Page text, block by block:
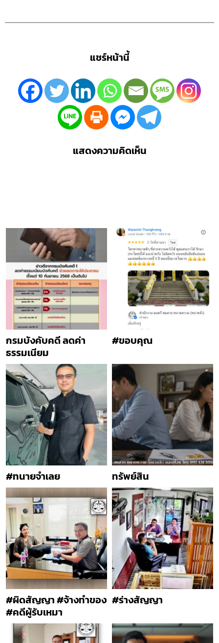
แชร์หน้านี้
แสดงความคิดเห็น
กรมบังคับคดี ลดค่า
ธรรมเนียม
#ขอบคุณ
#ทนายจำเลย ทรัพย์สิน
#ผิดสัญญา #จ้างทำของ
#คดีผู้รับเหมา
#ร่างสัญญา